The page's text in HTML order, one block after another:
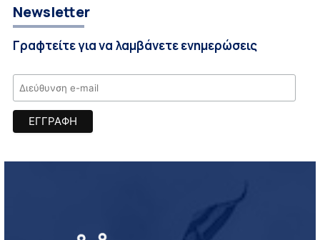
Newsletter
Γραφτείτε για να λαμβάνετε ενημερώσεις